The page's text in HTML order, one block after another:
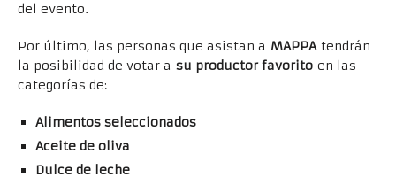
del evento.
Por último, las personas que asistan a MAPPA tendrán
la posibilidad de votar a su productor favorito en las
categorías de:
Alimentos seleccionados
Aceite de oliva
Dulce de leche